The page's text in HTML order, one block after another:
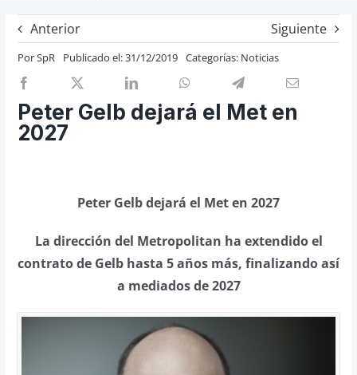
Crítica
Previos de ópera
Cosas de Beckmesser
Anterior Siguiente
PorSpR Publicado el: 31/12/2019 Categorías: Noticias
Peter Gelb dejará el Met en
2027
Peter Gelb dejará el Met en 2027
La dirección del Metropolitan ha extendido el
contrato de Gelb hasta 5 años más, finalizando así
a mediados de 2027